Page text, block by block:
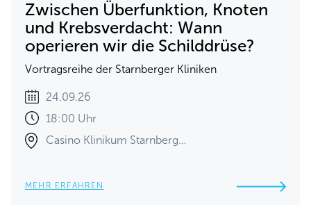
Zwischen Überfunktion, Knoten
und Krebsverdacht: Wann
operieren wir die Schilddrüse?
Vortragsreihe der Starnberger Kliniken
24.09.26
18:00 Uhr
Casino Klinikum Starnberg…
MEHR ERFAHREN